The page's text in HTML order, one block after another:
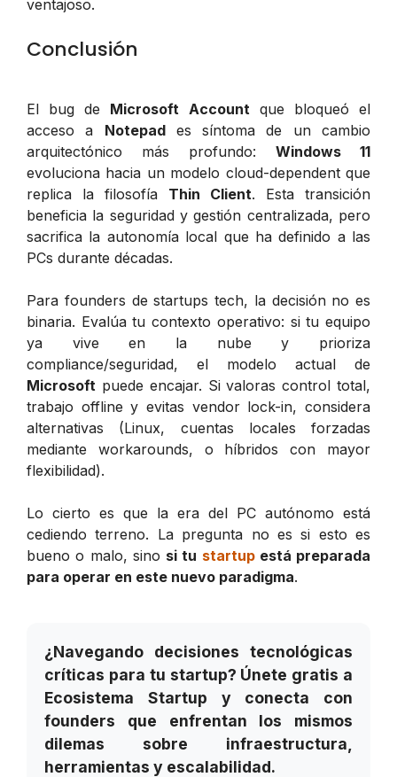
ventajoso.
Conclusión
El bug de Microsoft Account que bloqueó el
acceso a Notepades síntoma de un cambio
arquitectónico más profundo: Windows 11
evoluciona hacia un modelo cloud-dependent que
replica la filosofía Thin Client. Esta transición
beneficia la seguridad y gestión centralizada, pero
sacrifica la autonomía local que ha definido a las
PCs durante décadas.
Para founders de startups tech, la decisión no es
binaria. Evalúa tu contexto operativo: si tu equipo
ya vive en la nube y prioriza
compliance/seguridad, el modelo actual de
Microsoft puede encajar. Si valoras control total,
trabajo offline y evitas vendor lock-in, considera
alternativas (Linux, cuentas locales forzadas
mediante workarounds, o híbridos con mayor
flexibilidad).
Lo cierto es que la era del PC autónomo está
cediendo terreno. La pregunta no es si esto es
bueno o malo, sino si tu startupestá preparada
para operar en este nuevo paradigma.
¿Navegando decisiones tecnológicas
críticas para tu startup? Únete gratis a
Ecosistema Startup y conecta con
founders que enfrentan los mismos
dilemas sobre infraestructura,
herramientas y escalabilidad.